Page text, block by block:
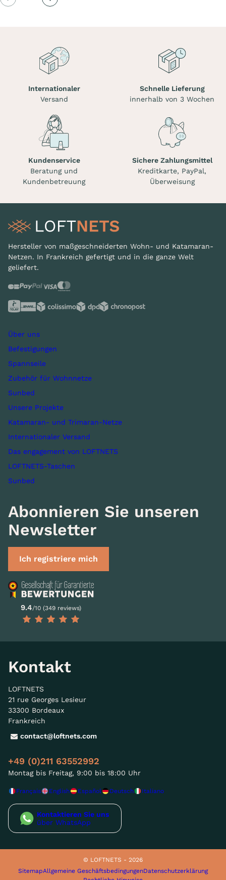
Voriges Nächstes
Internationaler
Versand
Schnelle Lieferung
innerhalb von 3 Wochen
Kundenservice
Beratung und
Kundenbetreuung
Sichere Zahlungsmittel
Kreditkarte, PayPal,
Überweisung
Hersteller von maßgeschneiderten Wohn- und Katamaran-
Netzen. In Frankreich gefertigt und in die ganze Welt
geliefert.
Über uns
Befestigungen
Spannseile
Zubehör für Wohnnetze
Sunbed
Unsere Projekte
Katamaran- und Trimaran-Netze
Internationaler Versand
Das engagement von LOFTNETS
LOFTNETS-Taschen
Sunbed
Abonnieren Sie unseren
Newsletter
Ich registriere mich
9.4/10 (349 reviews)
Kontakt
LOFTNETS
21 rue Georges Lesieur
33300 Bordeaux
Frankreich
contact@loftnets.com
+49 (0)211 63552992
Montag bis Freitag, 9:00 bis 18:00 Uhr
Français English Español Deutsch Italiano
Kontaktieren Sie uns
über WhatsApp
© LOFTNETS - 2026
SitemapAllgemeine GeschäftsbedingungenDatenschutzerklärung